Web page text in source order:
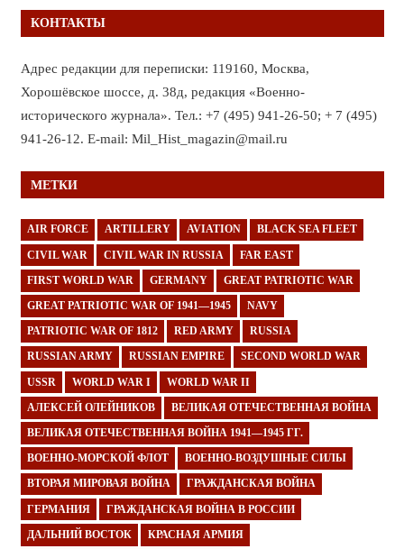
КОНТАКТЫ
Адрес редакции для переписки: 119160, Москва,
Хорошёвское шоссе, д. 38д, редакция «Военно-
исторического журнала». Тел.: +7 (495) 941-26-50; + 7 (495)
941-26-12. E-mail: Mil_Hist_magazin@mail.ru
МЕТКИ
AIR FORCE ARTILLERY AVIATION BLACK SEA FLEET
CIVIL WAR CIVIL WAR IN RUSSIA FAR EAST
FIRST WORLD WAR GERMANY GREAT PATRIOTIC WAR
GREAT PATRIOTIC WAR OF 1941—1945 NAVY
PATRIOTIC WAR OF 1812 RED ARMY RUSSIA
RUSSIAN ARMY RUSSIAN EMPIRE SECOND WORLD WAR
USSR WORLD WAR I WORLD WAR II
АЛЕКСЕЙ ОЛЕЙНИКОВ ВЕЛИКАЯ ОТЕЧЕСТВЕННАЯ ВОЙНА
ВЕЛИКАЯ ОТЕЧЕСТВЕННАЯ ВОЙНА 1941—1945 ГГ.
ВОЕННО-МОРСКОЙ ФЛОТ ВОЕННО-ВОЗДУШНЫЕ СИЛЫ
ВТОРАЯ МИРОВАЯ ВОЙНА ГРАЖДАНСКАЯ ВОЙНА
ГЕРМАНИЯ ГРАЖДАНСКАЯ ВОЙНА В РОССИИ
ДАЛЬНИЙ ВОСТОК КРАСНАЯ АРМИЯ